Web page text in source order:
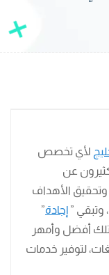
لأي تخصص
عن
وتحقيق الأهداف
وتبقي ” إجادة”
أفضل وأمهر
لتوفير خدمات